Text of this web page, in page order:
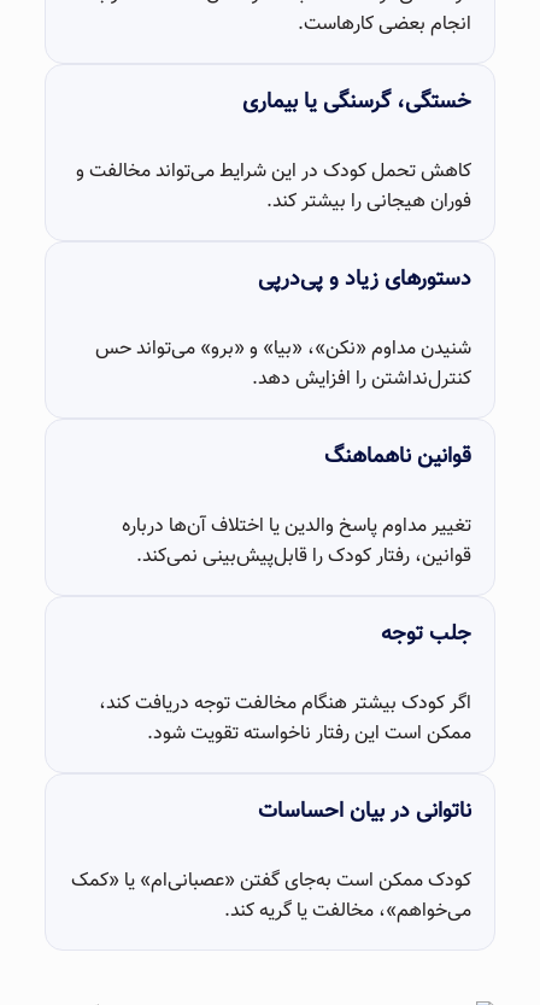
انجام بعضی کارهاست.
خستگی، گرسنگی یا بیماری
کاهش تحمل کودک در این شرایط می‌تواند مخالفت و
فوران هیجانی را بیشتر کند.
دستورهای زیاد و پی‌درپی
شنیدن مداوم «نکن»، «بیا» و «برو» می‌تواند حس
کنترل‌نداشتن را افزایش دهد.
قوانین ناهماهنگ
تغییر مداوم پاسخ والدین یا اختلاف آن‌ها درباره
قوانین، رفتار کودک را قابل‌پیش‌بینی نمی‌کند.
جلب توجه
اگر کودک بیشتر هنگام مخالفت توجه دریافت کند،
ممکن است این رفتار ناخواسته تقویت شود.
ناتوانی در بیان احساسات
کودک ممکن است به‌جای گفتن «عصبانی‌ام» یا «کمک
می‌خواهم»، مخالفت یا گریه کند.